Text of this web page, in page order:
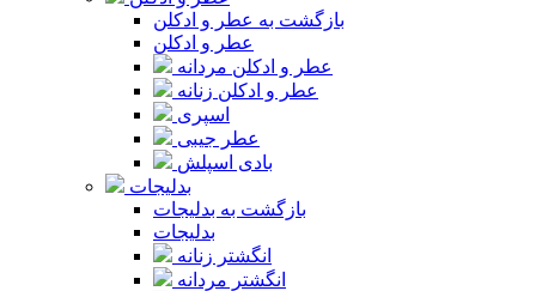
بازگشت به عطر و ادکلن
عطر و ادکلن
عطر و ادکلن مردانه
عطر و ادکلن زنانه
اسپری
عطر جیبی
بادی اسپلش
بدلیجات
بازگشت به بدلیجات
بدلیجات
انگشتر زنانه
انگشتر مردانه